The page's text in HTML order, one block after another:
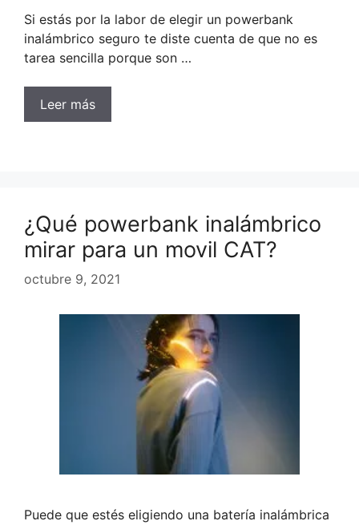
Si estás por la labor de elegir un powerbank
inalámbrico seguro te diste cuenta de que no es
tarea sencilla porque son …
Leer más
¿Qué powerbank inalámbrico
mirar para un movil CAT?
octubre 9, 2021
Puede que estés eligiendo una batería inalámbrica